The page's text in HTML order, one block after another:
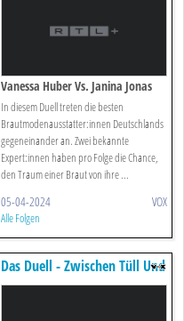
Vanessa Huber Vs. Janina Jonas
In diesem Duell treten die besten
Brautmodenausstatter:innen Deutschlands
gegeneinander an. Zwei bekannte
Expert:innen haben pro Folge die Chance,
den Traum einer Braut von ihre ...
05-04-2024 VOX
Alle Folgen
Das Duell - Zwischen Tüll Und
Tränen